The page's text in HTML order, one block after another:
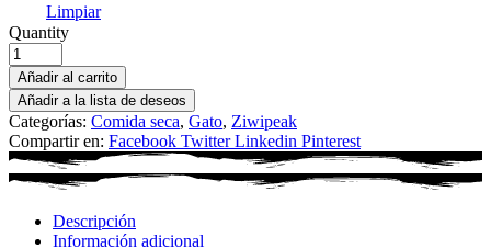
Limpiar
Quantity
Añadir al carrito
Añadir a la lista de deseos
Categorías: Comida seca, Gato, Ziwipeak
Compartir en: Facebook Twitter Linkedin Pinterest
Descripción
Información adicional